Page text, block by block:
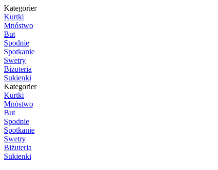
Kategorier
Kurtki
Mnóstwo
But
Spodnie
Spotkanie
Swetry
Biżuteria
Sukienki
Kategorier
Kurtki
Mnóstwo
But
Spodnie
Spotkanie
Swetry
Biżuteria
Sukienki